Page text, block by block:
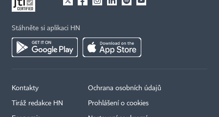
Stáhněte si aplikaci HN
Kontakty
Tiráž redakce HN
Ochrana osobních údajů
Prohlášení o cookies